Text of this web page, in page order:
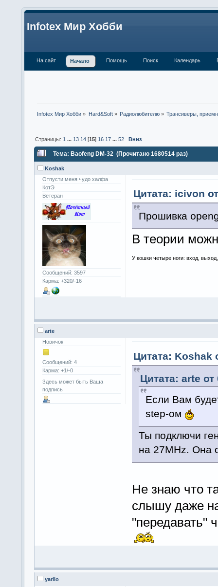
Infotex Мир Хобби
На сайт Начало Помощь Поиск Календарь
Infotex Мир Хобби » Hard&Soft» Радиолюбителю» Трансиверы,
Страницы: 1 ... 13 14 [15] 16 17 ...52 Вниз
Тема: Baofeng DM-32 (Прочитано 1680514 раз)
Koshak
Отпусти меня чудо халфа
КотЭ
Ветеран
Сообщений: 3597
Карма: +320/-16
Цитата: icivon
Прошивка
В теории
У кошки четыре ноги: вход,
arte
Новичок
Сообщений: 4
Карма: +1/-0
Здесь может быть Ваша
подпись
Цитата: Koshak
Цитата: arte от
Если Вам
step-ом
Ты подключи
на 27MHz. Она
Не знаю что
слышу даже
"передавать"
yarilo